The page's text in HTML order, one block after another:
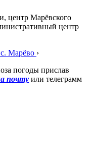
центр Марёвского
центр
Марёво ›
погоды прислав
почту или телеграмм